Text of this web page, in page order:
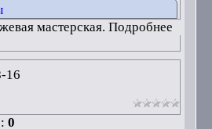
мастерская. Подробнее
16
0